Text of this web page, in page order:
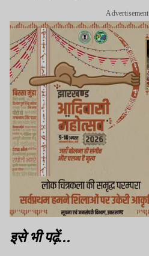
Advertisement
इसे भी पढ़ें...